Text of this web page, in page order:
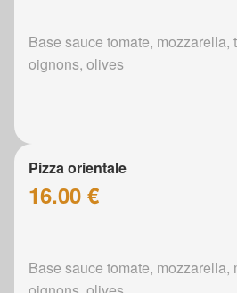
Base sauce tomate, mozzarella,
oignons, olives
Pizza orientale
16.00 €
Base sauce tomate, mozzarella,